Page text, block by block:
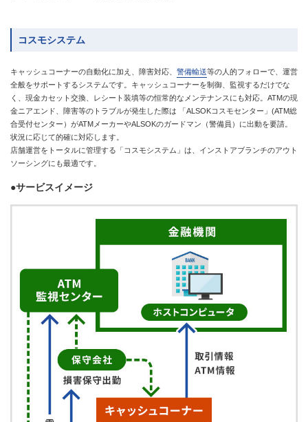
コスモシステム
キャッシュコーナーの自動化に加え、障害対応、 警備輸送等の人的フォローで、運営
全般をサポートするシステムです。キャッシュコーナーを制御、監視するだけでな
く、現金カセット交換、レシート装填等の恒常的なメンテナンスにも対応。ATMの現
金ニアエンド、障害等のトラブルが発生した際は 「ALSOKコスモセンター」(ATM総
合受付センター）がATMメーカーやALSOKのガードマン（警備員）に出動を要請。
状況に応じて的確に対応します。
店舗運営をトータルに管理する「コスモシステム」は、インストアブランチのアウト
ソーシングにも最適です。
●サービスイメージ